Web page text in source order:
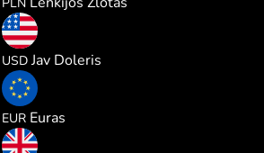
USD Jav Doleris
EUR Euras